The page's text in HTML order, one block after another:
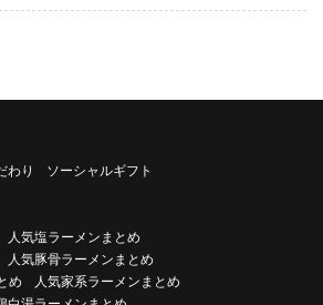
わり ソーシャルギフト
人気塩ラーメンまとめ
人気豚骨ラーメンまとめ
め
人気家系ラーメンまとめ